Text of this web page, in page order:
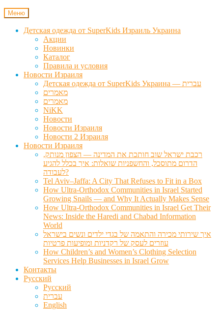
Меню
Детская одежда от SuperKids Израиль Украина
Акции
Новинки
Каталог
Правила и условия
Новости Израиля
Детская одежда от SuperKids Украина — עברית
מאמרים
מאמרים
NiKK
Новости
Новости Израиля
Новости 2 Израиля
Новости Израиля
רכבת ישראל שוב חותכת את המדינה — הצפון מנותק,
הדרום מתוסכל, והחשפניות שואלות: איך בכלל להגיע
לעבודה?
Tel Aviv–Jaffa: A City That Refuses to Fit in a Box
How Ultra-Orthodox Communities in Israel Started
Growing Snails — and Why It Actually Makes Sense
How Ultra-Orthodox Communities in Israel Get Their
News: Inside the Haredi and Chabad Information
World
איך שירותי מכירה והתאמה של בגדי ילדים ונשים בישראל
עוזרים לעסק של רקדניות ומופיעות פרטיות
How Children’s and Women’s Clothing Selection
Services Help Businesses in Israel Grow
Контакты
Русский
Русский
עברית
English